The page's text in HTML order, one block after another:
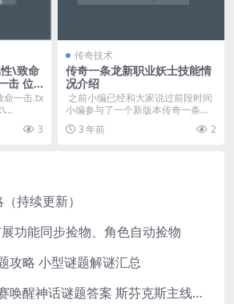
\致命
击 位
命一击.tx
3
传奇技术
传奇一条龙新职业妖士技能情
况介绍
之前小编已经和大家说过前段时间
小编参与了一个新版本传奇一条龙
的测试，...
3 年前 2
持续更新）
功能同步捡物、角色自动捡物
攻略 小型谜题解谜汇总
刺客信条奥德赛唤醒神话谜题答案 斯芬克斯主线攻略